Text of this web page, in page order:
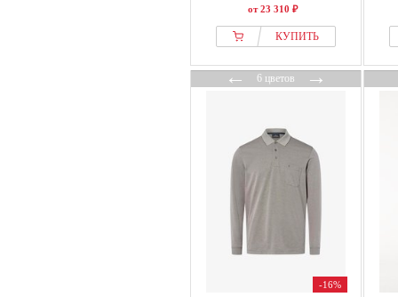
от 23 310 ₽
КУПИТЬ
←6 цветов→
-16%